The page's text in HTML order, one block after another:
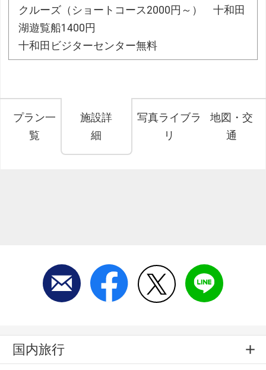
クルーズ（ショートコース2000円～） 十和田
湖遊覧船1400円
十和田ビジターセンター無料
プラン一
覧
施設詳
細
写真ライブラ
リ
地図・交
通
国内旅行